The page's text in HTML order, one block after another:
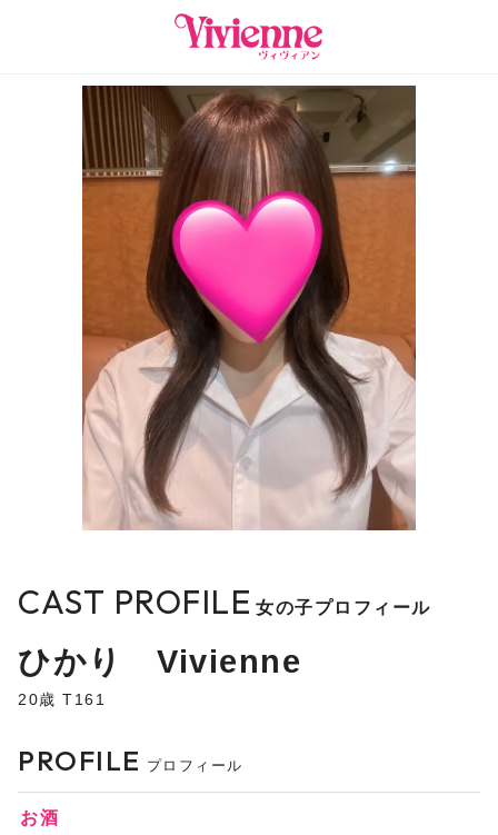
CAST PROFILE 女の子プロフィール
ひかり Vivienne
20歳 T161
PROFILE プロフィール
お酒